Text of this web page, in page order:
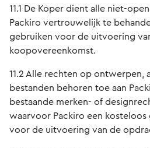
11.1 De Koper dient alle niet-
Packiro vertrouwelijk te
gebruiken voor de uitvoering
koopovereenkomst.
11.2 Alle rechten op ontwerpen,
bestanden behoren toe aan
bestaande merken- of
waarvoor Packiro een
voor de uitvoering van de